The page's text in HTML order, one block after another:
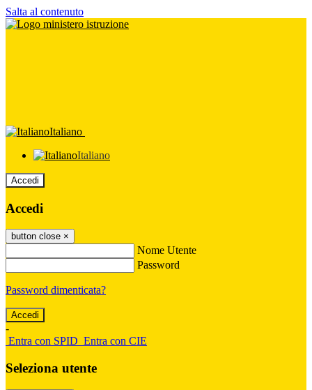
Salta al contenuto
Italiano
Italiano
Accedi
Accedi
button close ×
Nome Utente
Password
Password dimenticata?
-
Entra con SPID Entra con CIE
Seleziona utente